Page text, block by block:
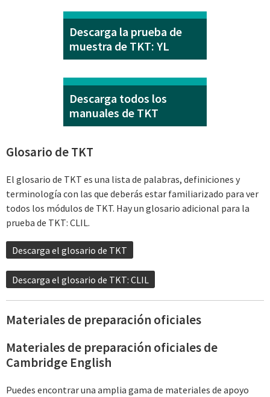
Descarga la prueba de
muestra de TKT: YL
Descarga todos los
manuales de TKT
Glosario de TKT
El glosario de TKT es una lista de palabras, definiciones y
terminología con las que deberás estar familiarizado para ver
todos los módulos de TKT. Hay un glosario adicional para la
prueba de TKT: CLIL.
Descarga el glosario de TKT
Descarga el glosario de TKT: CLIL
Materiales de preparación oficiales
Materiales de preparación oficiales de
Cambridge English
Puedes encontrar una amplia gama de materiales de apoyo